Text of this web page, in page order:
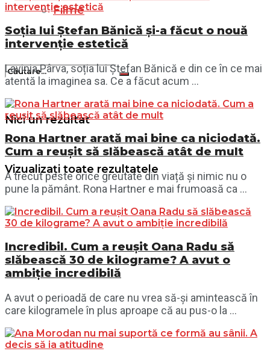
Filme
Nici un rezultat
Vizualizați toate rezultatele
Soția lui Ștefan Bănică și-a făcut o nouă
intervenție estetică
Lavinia Pârva, soția lui Ștefan Bănică e din ce în ce mai
atentă la imaginea sa. Ce a făcut acum ...
Rona Hartner arată mai bine ca niciodată.
Cum a reușit să slăbească atât de mult
A trecut peste orice greutate din viață și nimic nu o
pune la pământ. Rona Hartner e mai frumoasă ca ...
Incredibil. Cum a reușit Oana Radu să
slăbească 30 de kilograme? A avut o
ambiție incredibilă
A avut o perioadă de care nu vrea să-și amintească în
care kilogramele în plus aproape că au pus-o la ...